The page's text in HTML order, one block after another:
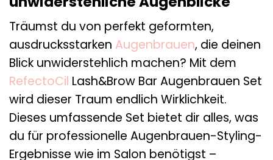
Träumst du von perfekt geformten,
ausdrucksstarken Augenbrauen, die deinen
Blick unwiderstehlich machen? Mit dem
RefectoCil Lash&Brow Bar Augenbrauen Set
wird dieser Traum endlich Wirklichkeit.
Dieses umfassende Set bietet dir alles, was
du für professionelle Augenbrauen-Styling-
Ergebnisse wie im Salon benötigst –